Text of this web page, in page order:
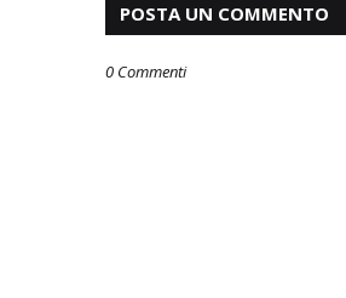
POSTA UN COMMENTO
0 Commenti